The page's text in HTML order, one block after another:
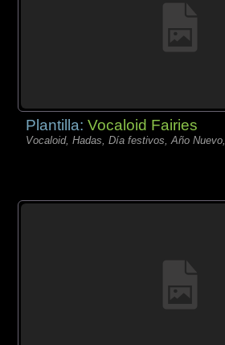
Plantilla:Vocaloid Fairies
Vocaloid, Hadas, Día festivos, Año Nuevo,